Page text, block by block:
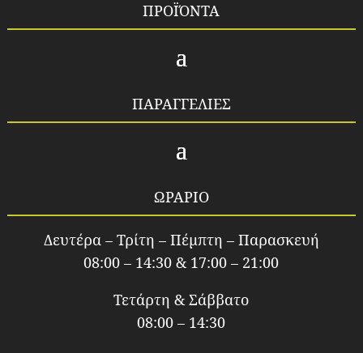
ΠΡΟΪΌΝΤΑ
ΠΑΡΑΓΓΕΛΙΕΣ
ΩΡΑΡΙΟ
Δευτέρα – Τρίτη – Πέμπτη – Παρασκευή
08:00 – 14:30 & 17:00 – 21:00
Τετάρτη & Σάββατο
08:00 – 14:30